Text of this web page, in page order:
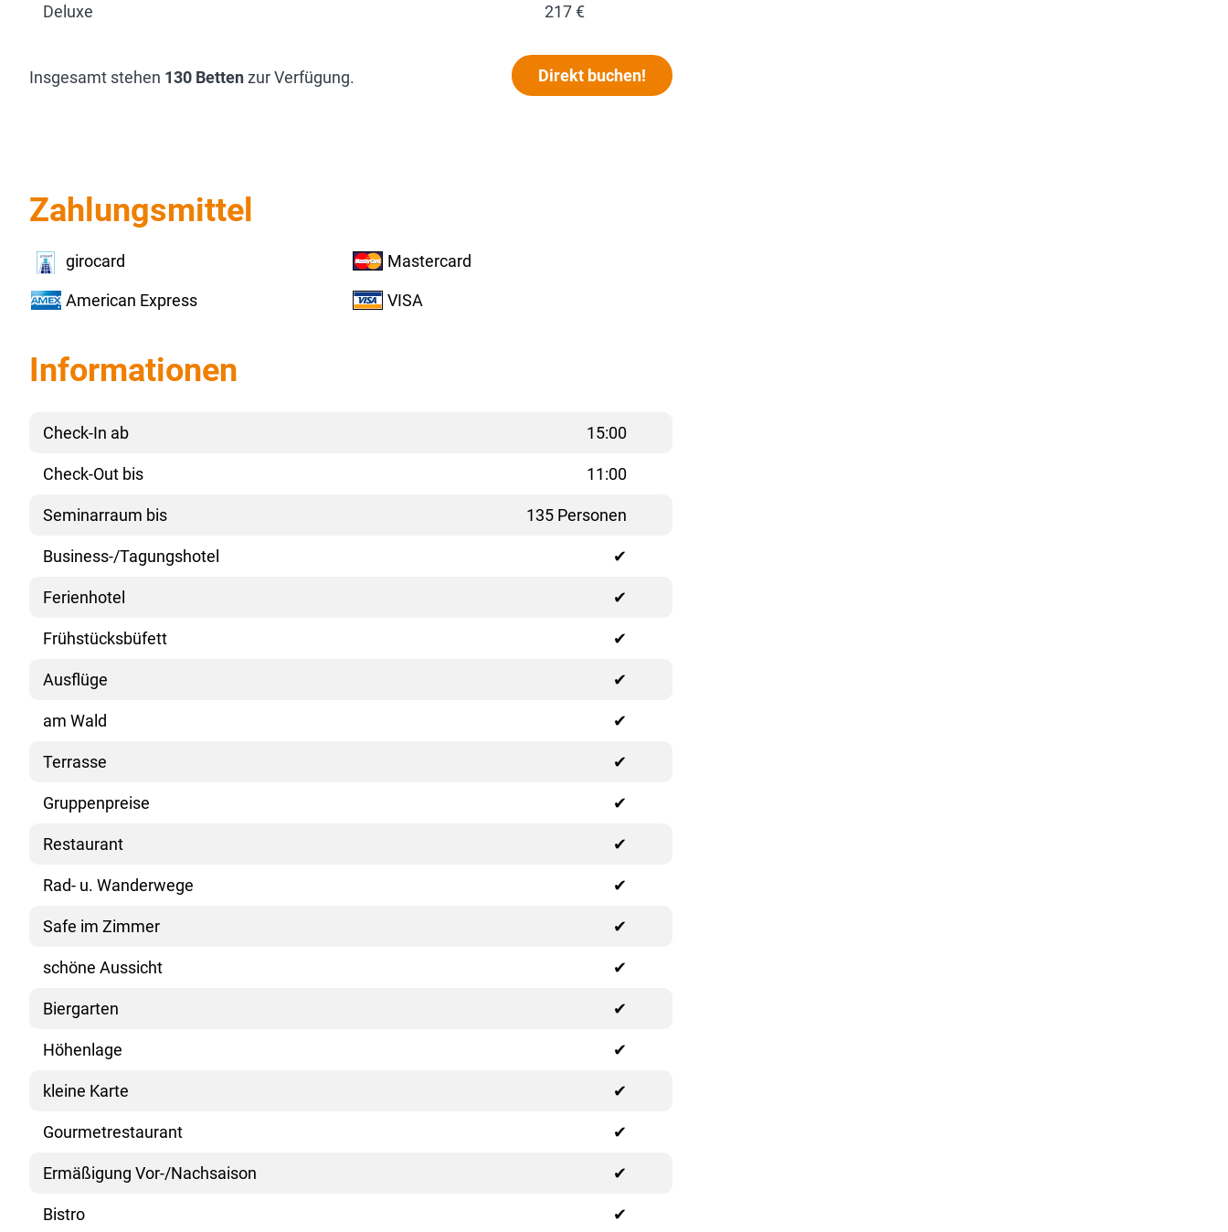
Deluxe 217 €
Insgesamt stehen 130 Bettenzur Verfügung. Direkt buchen!
Zahlungsmittel
girocard Mastercard
American Express VISA
Informationen
Check-In ab 15:00
Check-Out bis 11:00
Seminarraum bis 135 Personen
Business-/Tagungshotel ✔
Ferienhotel ✔
Frühstücksbüfett ✔
Ausflüge ✔
am Wald ✔
Terrasse ✔
Gruppenpreise ✔
Restaurant ✔
Rad- u. Wanderwege ✔
Safe im Zimmer ✔
schöne Aussicht ✔
Biergarten ✔
Höhenlage ✔
kleine Karte ✔
Gourmetrestaurant ✔
Ermäßigung Vor-/Nachsaison ✔
Bistro ✔